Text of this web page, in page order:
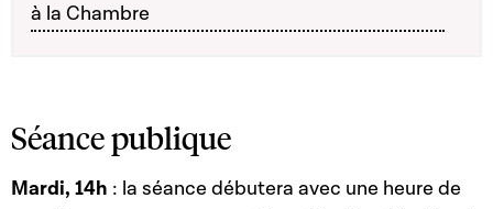
à la Chambre
Séance publique
Mardi, 14h : la séance débutera avec une heure de